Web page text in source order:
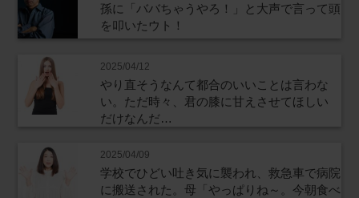
孫に「ババちゃうやろ！」と大声で言って頭
を叩いたウト！
2025/04/12
やり直そうなんて都合のいいことは言わな
い。ただ時々、君の膝に甘えさせてほしい
だけなんだ…
2025/04/09
学校でひどい吐き気に襲われ、救急車で病院
に搬送された。母「やっぱりね～。今朝食べ